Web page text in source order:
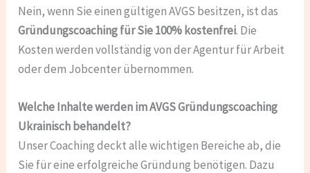
Nein, wenn Sie einen gültigen AVGS besitzen, ist das
Gründungscoaching für Sie 100% kostenfrei. Die
Kosten werden vollständig von der Agentur für Arbeit
oder dem Jobcenter übernommen.
Welche Inhalte werden im AVGS Gründungscoaching
Ukrainisch behandelt?
Unser Coaching deckt alle wichtigen Bereiche ab, die
Sie für eine erfolgreiche Gründung benötigen. Dazu